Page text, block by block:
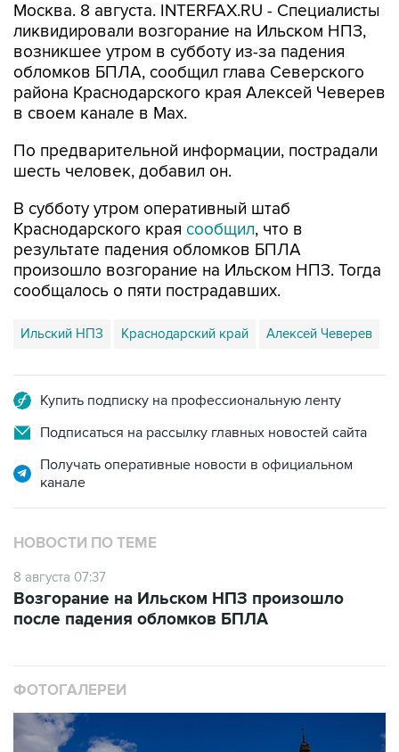
Москва. 8 августа. INTERFAX.RU - Специалисты
ликвидировали возгорание на Ильском НПЗ,
возникшее утром в субботу из-за падения
обломков БПЛА, сообщил глава Северского
района Краснодарского края Алексей Чеверев
в своем канале в Max.
По предварительной информации, пострадали
шесть человек, добавил он.
В субботу утром оперативный штаб
Краснодарского края сообщил, что в
результате падения обломков БПЛА
произошло возгорание на Ильском НПЗ. Тогда
сообщалось о пяти пострадавших.
Ильский НПЗ Краснодарский край Алексей Чеверев
Купить подписку на профессиональную ленту
Подписаться на рассылку главных новостей сайта
Получать оперативные новости в официальном
канале
НОВОСТИ ПО ТЕМЕ
8 августа 07:37
Возгорание на Ильском НПЗ произошло
после падения обломков БПЛА
ФОТОГАЛЕРЕИ